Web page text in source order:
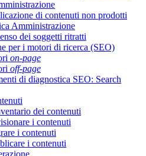
di contenuti non prodotti
Amministrazione
dei soggetti ritratti
per i motori di ricerca (SEO)
on-page
off-page
di diagnostica SEO: Search
dei contenuti
i contenuti
i contenuti
i contenuti